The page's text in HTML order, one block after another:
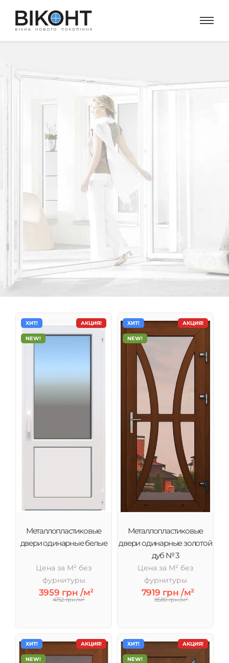
Металлопластиковые двери
Пластиковые двери одинаково хорошо подходят как
для внутреннего, так и для наружного использования
в общественных, коммерческих, административных и
жилых помещениях. Одно из самых главных
достоинств пластиковых дверей – это оптимальное
соотношение цены и качества.
АКЦИЯ!
ХИТ!
NEW!
Металлопластиковые
двери одинарные белые
Цена за М² без
фурнитуры
3959 грн /м²
4752 грн /м²
АКЦИЯ!
ХИТ!
NEW!
Металлопластиковые
двери одинарные золотой
дуб № 3
Цена за М² без
фурнитуры
7919 грн /м²
8580 грн /м²
АКЦИЯ!
ХИТ!
NEW!
АКЦИЯ!
ХИТ!
NEW!